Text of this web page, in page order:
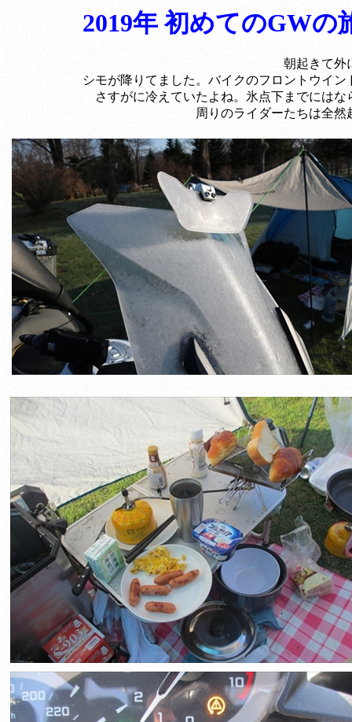
2019年 初めてのGWの
朝起きて外
シモが降りてました。バイクのフロントウイ
さすがに冷えていたよね。氷点下までには
周りのライダーたちは全